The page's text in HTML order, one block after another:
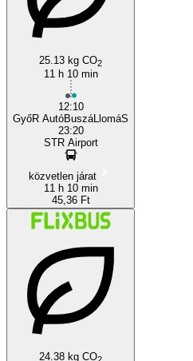
25.13 kg CO2
11 h 10 min
12:10
GyőR AutóBuszáLlomáS
23:20
STR Airport
közvetlen járat
11 h 10 min
45,36 Ft
24.38 kg CO